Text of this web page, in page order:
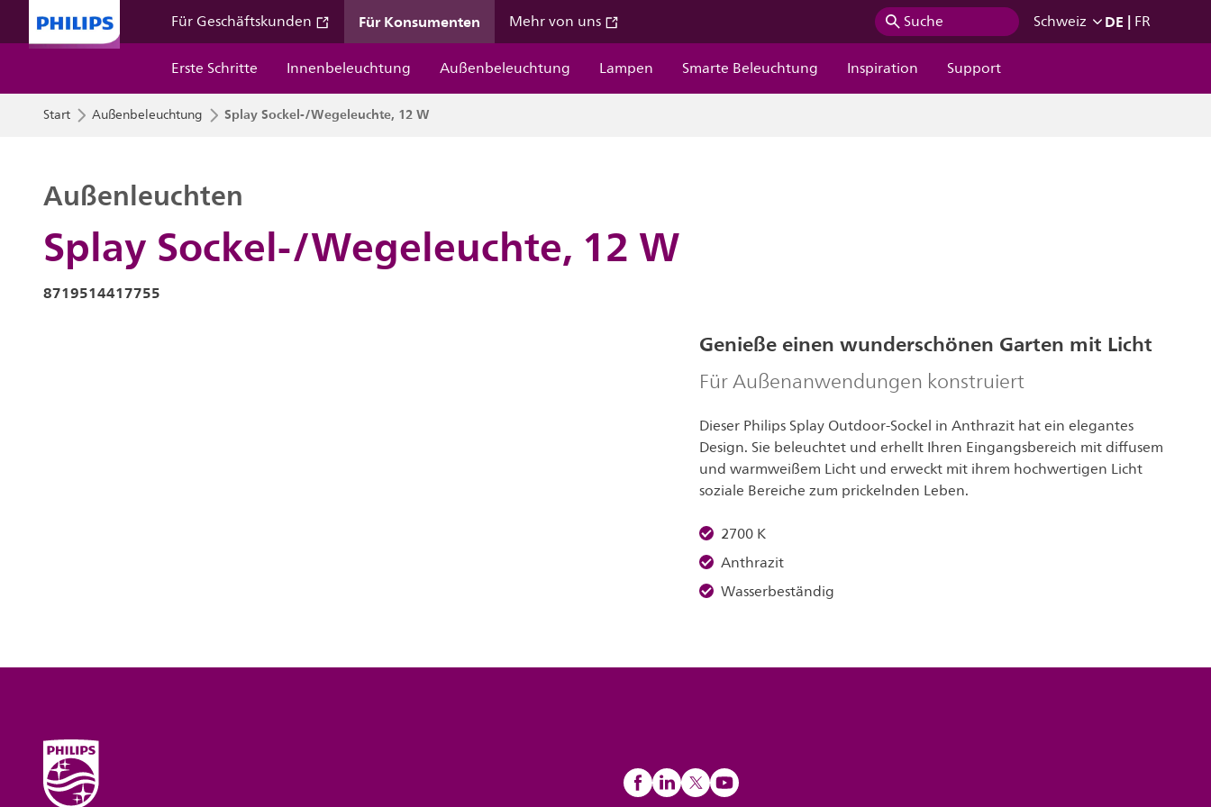
Für Geschäftskunden Für Konsumenten Mehr von uns Suche Schweiz DE | FR
Erste Schritte
Innenbeleuchtung Außenbeleuchtung Lampen Smarte Beleuchtung Inspiration Support
Start Außenbeleuchtung Splay Sockel-/Wegeleuchte, 12 W
Splay Sockel-/Wegeleuchte, 12 W
Außenleuchten
8719514417755
Genieße einen wunderschönen Garten mit Licht
Für Außenanwendungen konstruiert
Dieser Philips Splay Outdoor-Sockel in Anthrazit hat ein elegantes
Design. Sie beleuchtet und erhellt Ihren Eingangsbereich mit diffusem
und warmweißem Licht und erweckt mit ihrem hochwertigen Licht
soziale Bereiche zum prickelnden Leben.
2700 K
Anthrazit
Wasserbeständig